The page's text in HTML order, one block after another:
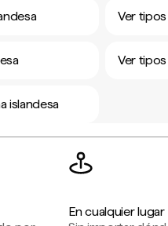
Ver
Ver
islandesa
En cualquier lugar